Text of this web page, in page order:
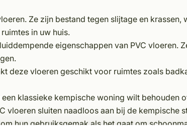
Ze zijn bestand tegen slijtage en
in uw huis.
eigenschappen van PVC vloeren.
deze vloeren geschikt voor ruimtes zoals
een klassieke kempische woning wilt behouden
vloeren sluiten naadloos aan bij de kempische
hun gebruiksgemak als het gaat om